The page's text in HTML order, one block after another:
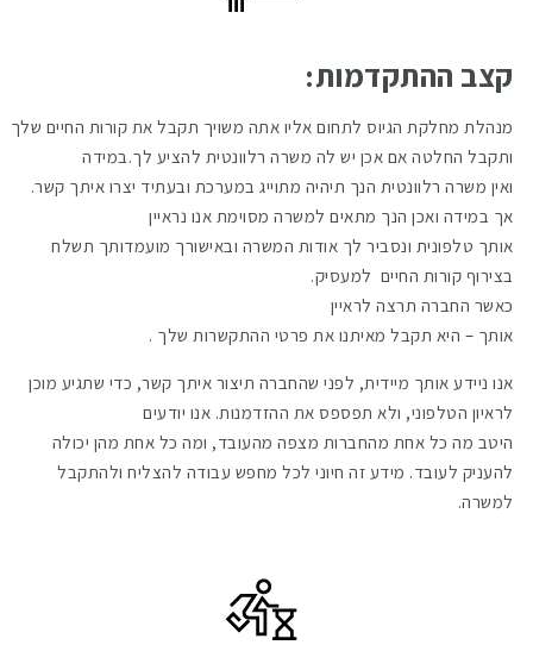
קצב ההתקדמות:
מנהלת מחלקת הגיוס לתחום אליו אתה משויך תקבל את קורות החיים שלך
ותקבל החלטה אם אכן יש לה משרה רלוונטית להציע לך.במידה
ואין משרה רלוונטית הנך תיהיה מתוייג במערכת ובעתיד יצרו איתך קשר.
אך במידה ואכן הנך מתאים למשרה מסוימת אנו נראיין
אותך טלפונית ונסביר לך אודות המשרה ובאישורך מועמדותך תשלח
בצירוף קורות החיים למעסיק.
כאשר החברה תרצה לראיין
אותך – היא תקבל מאיתנו את פרטי ההתקשרות שלך .
אנו ניידע אותך מיידית, לפני שהחברה תיצור איתך קשר, כדי שתגיע מוכן
לראיון הטלפוני, ולא תפספס את ההזדמנות. אנו יודעים
היטב מה כל אחת מהחברות מצפה מהעובד, ומה כל אחת מהן יכולה
להעניק לעובד. מידע זה חיוני לכל מחפש עבודה להצליח ולהתקבל
למשרה.